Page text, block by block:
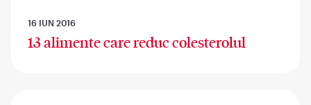
16 IUN 2016
13 alimente care reduc colesterolul